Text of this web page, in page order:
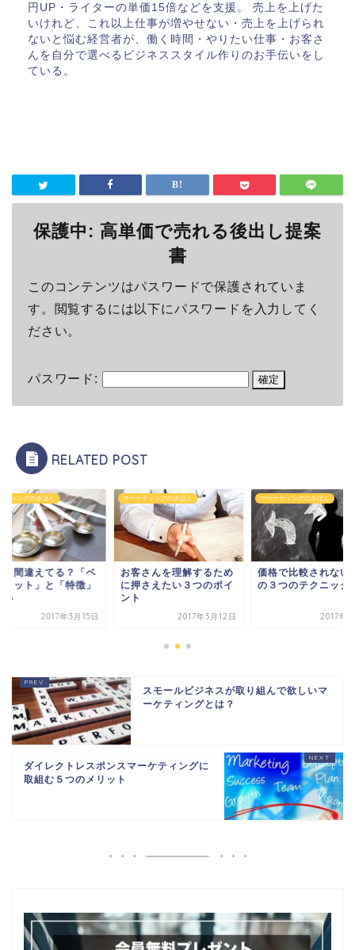
円UP・ライターの単価15倍などを支援。 売上を上げた
いけれど、これ以上仕事が増やせない・売上を上げられ
ないと悩む経営者が、働く時間・やりたい仕事・お客さ
んを自分で選べるビジネススタイル作りのお手伝いをし
ている。
保護中: 高単価で売れる後出し提案
書
このコンテンツはパスワードで保護されていま
す。閲覧するには以下にパスワードを入力してく
ださい。
パスワード:
RELATED POST
ティングのきほん
と間違えてる？「ベ
ィット」と「特徴」
い
2017年3月15日
マーケティングのきほん
お客さんを理解するため
に押さえたい３つのポイ
ント
2017年3月12日
マーケティングのきほん
価格で比較されない
の３つのテクニック
2017年6
スモールビジネスが取り組んで欲しいマ
ーケティングとは？
ダイレクトレスポンスマーケティングに
取組む５つのメリット